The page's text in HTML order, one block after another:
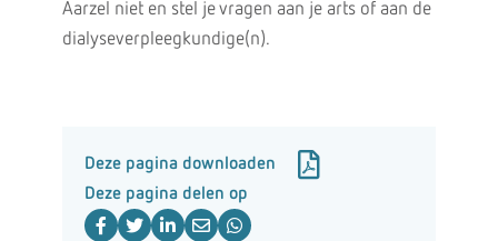
Aarzel niet en stel je vragen aan je arts of aan de
dialyseverpleegkundige(n).
Deze pagina downloaden
Deze pagina delen op